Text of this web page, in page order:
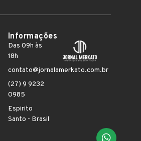
Informações
Das 09h às
18h
contato@jornalamerkato.com.br
(27) 9 9232
0985
Espirito
Santo - Brasil